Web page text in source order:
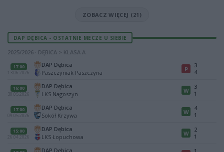
ZOBACZ WIĘCEJ (21)
DAP DĘBICA - OSTATNIE MECZE U SIEBIE
2025/2026 · DĘBICA > KLASA A
17:00
13.06.2026
DAP Dębica
Paszczyniak Paszczyna
P
3
4
16:00
30.05.2026
DAP Dębica
LKS Nagoszyn
W
3
1
17:00
09.05.2026
DAP Dębica
Sokół Krzywa
W
4
1
15:00
26.04.2026
DAP Dębica
LKS Łopuchowa
W
2
1
DAP Dębica